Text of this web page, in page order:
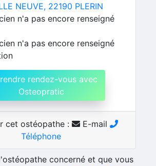
NEUVE, 22190 PLERIN
n'a pas encore renseigné
n'a pas encore renseigné
rendez-vous avec
Osteopratic
cet ostéopathe :
E-mail
Téléphone
concerné et que vous